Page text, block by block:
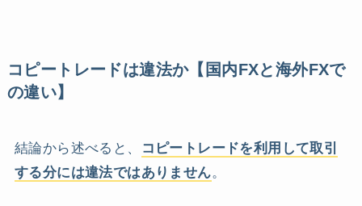
コピートレードは違法か【国内FXと海外FXで
の違い】
結論から述べると、
コピートレードを利用して取引
する分には違法ではありません。